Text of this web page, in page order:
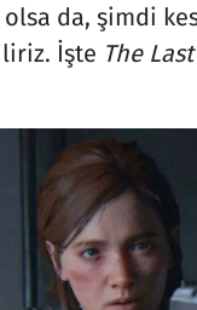
olsa da, şimdi
İşte The